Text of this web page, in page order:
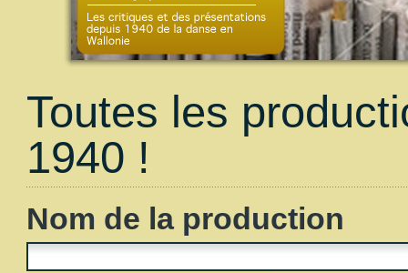
Toutes les
1940 !
Nom de la production